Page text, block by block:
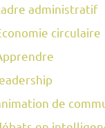
administratif
circulaire
de